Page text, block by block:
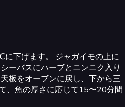
下げます。 ジャガイモの上に
ーバスにハーブとニンニク入り
板をオーブンに戻し、下から三
、魚の厚さに応じて15〜20分間